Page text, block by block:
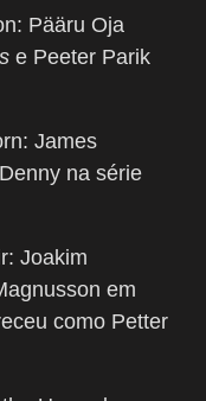
Pääru Oja
e Peeter Parik
James
na série
Joakim
em
como Petter